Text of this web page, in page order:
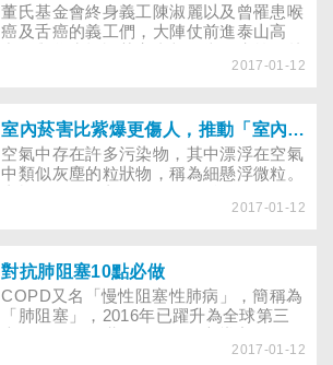
董氏基金會終身義工陳淑麗以及曾罹患喉
癌及舌癌的義工們，大陣仗前進泰山高
家修一開口以嘎嘎如鴨子般的聲音吶喊出
2017-01-12
室內菸害比紫爆更傷人，推動「室內場所全面禁菸」刻不容緩
空氣中存在許多污染物，其中漂浮在空氣
中類似灰塵的粒狀物，稱為細懸浮微粒。
1/28，非常微細可穿透肺部氣泡，並直接
2017-01-12
對抗肺阻塞10點必做
COPD又名「慢性阻塞性肺病」，簡稱為
「肺阻塞」，2016年已躍升為全球第三
──「Breathe in the Knowledge」（好好
2017-01-12